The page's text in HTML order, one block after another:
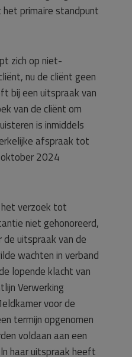
primaire standpunt
zich op niet-
nu de cliënt geen
bij een uitspraak van
van de cliënt om
is inmiddels
afspraak tot
2024
verzoek tot
niet gehonoreerd,
uitspraak van de
wachten in verband
lopende klacht van
Verwerking
voor de
termijn opgenomen
voldaan aan een
haar uitspraak heeft